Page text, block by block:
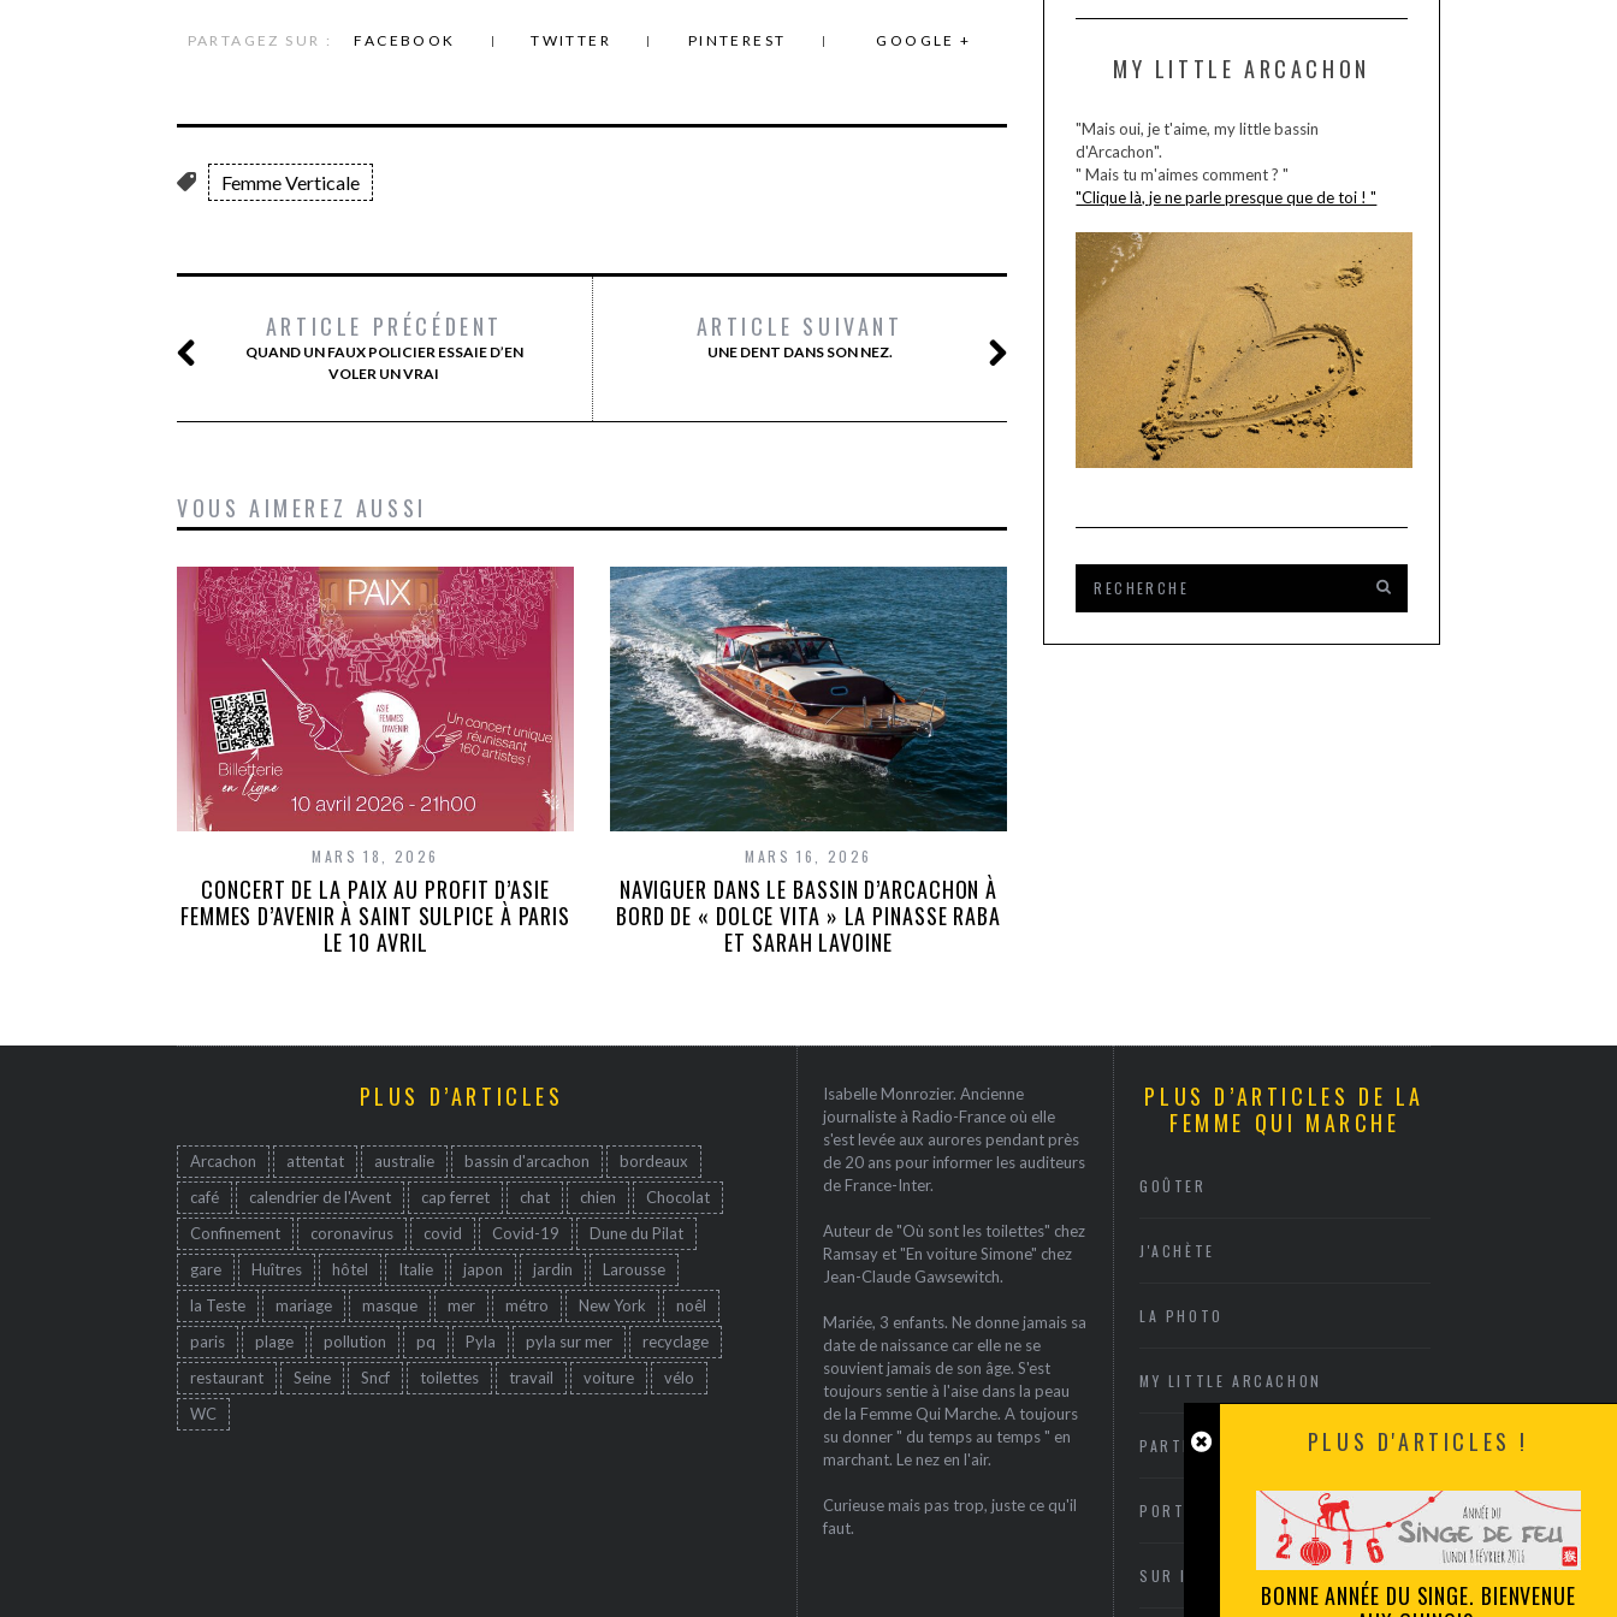
PARTAGEZ SUR : FACEBOOK TWITTER PINTEREST GOOGLE +
Femme Verticale
ARTICLE PRÉCÉDENT
QUAND UN FAUX POLICIER ESSAIE D’EN
VOLER UN VRAI
ARTICLE SUIVANT
UNE DENT DANS SON NEZ.
VOUS AIMEREZ AUSSI
MARS 18, 2026
CONCERT DE LA PAIX AU PROFIT D’ASIE
FEMMES D’AVENIR À SAINT SULPICE À PARIS
LE 10 AVRIL
MARS 16, 2026
NAVIGUER DANS LE BASSIN D’ARCACHON À
BORD DE « DOLCE VITA » LA PINASSE RABA
ET SARAH LAVOINE
MY LITTLE ARCACHON
"Mais oui, je t'aime, my little bassin
d'Arcachon".
" Mais tu m'aimes comment ? "
"Clique là, je ne parle presque que de toi ! "
PLUS D'ARTICLES !
BONNE ANNÉE DU SINGE. BIENVENUE
PLUS D’ARTICLES
Arcachon attentat australie bassin d'arcachon
bordeaux
café
calendrier de l'Avent cap ferret chat chien
Chocolat
Confinement
coronavirus covid Covid-19
Dune du Pilat
gare
Huîtres hôtel Italie japon jardin
Larousse
la Teste
mariage masque mer métro New York
noêl
paris
plage pollution pq Pyla pyla sur mer
recyclage
restaurant
Seine Sncf toilettes travail voiture
vélo
WC
Isabelle Monrozier. Ancienne
journaliste à Radio-France où elle
s'est levée aux aurores pendant près
de 20 ans pour informer les auditeurs
de France-Inter.
Auteur de "Où sont les toilettes" chez
Ramsay et "En voiture Simone" chez
Jean-Claude Gawsewitch.
Mariée, 3 enfants. Ne donne jamais sa
date de naissance car elle ne se
souvient jamais de son âge. S'est
toujours sentie à l'aise dans la peau
de la Femme Qui Marche. A toujours
su donner " du temps au temps " en
marchant. Le nez en l'air.
Curieuse mais pas trop, juste ce qu'il
faut.
PLUS D’ARTICLES DE LA
FEMME QUI MARCHE
GOÛTER
J'ACHÈTE
LA PHOTO
MY LITTLE ARCACHON
PARTIR OU RESTER
PORTRAITS
SUR INVITATION